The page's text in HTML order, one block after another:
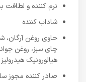
نرم کننده و
شاداب کننده
حاوی روغن آرگان،
چای سبز، روغن
هیالورونیک
صادر کننده مجوز